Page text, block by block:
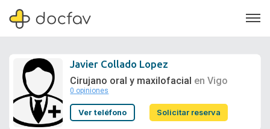
Soporte
Javier Collado Lopez
Cirujano oral y maxilofacial en Vigo
0 opiniones
Ver teléfono Solicitar reserva